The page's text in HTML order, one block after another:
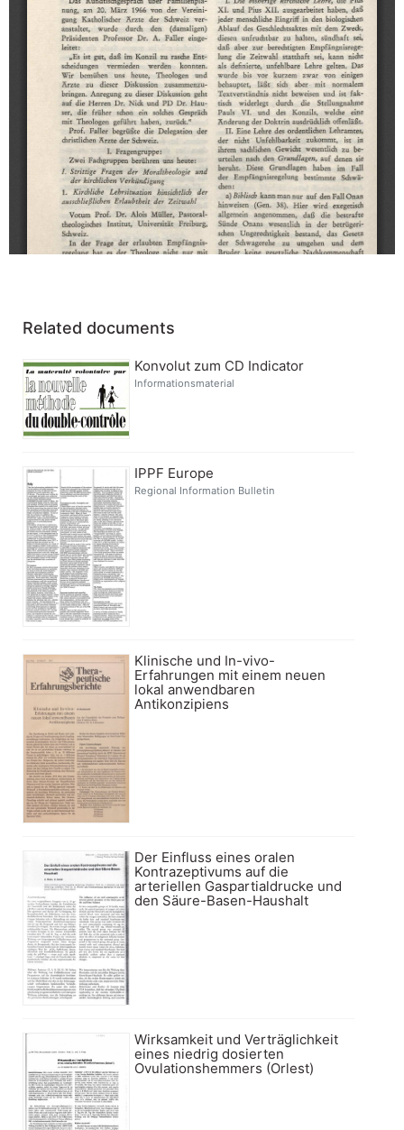
Related documents
Konvolut zum CD Indicator
Informationsmaterial
IPPF Europe
Regional Information Bulletin
Klinische und In-vivo-
Erfahrungen mit einem neuen
lokal anwendbaren
Antikonzipiens
Der Einfluss eines oralen
Kontrazeptivums auf die
arteriellen Gaspartialdrucke und
den Säure-Basen-Haushalt
Wirksamkeit und Verträglichkeit
eines niedrig dosierten
Ovulationshemmers (Orlest)